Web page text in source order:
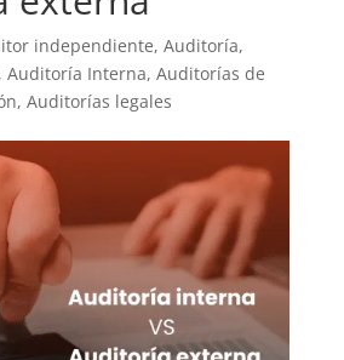
independiente, Auditoría,
, Auditoría Interna, Auditorías de
, Auditorías legales